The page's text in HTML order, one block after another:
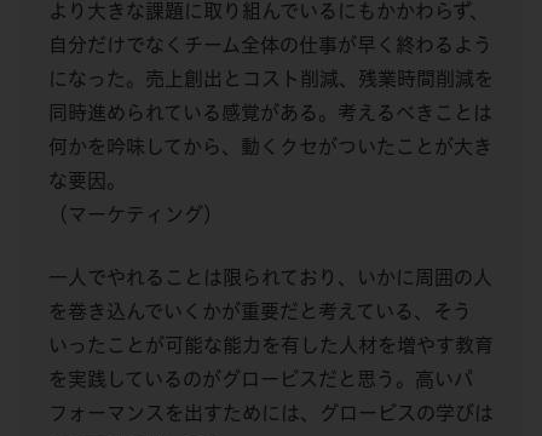
より大きな課題に取り組んでいるにもかかわらず、
自分だけでなくチーム全体の仕事が早く終わるよう
になった。売上創出とコスト削減、残業時間削減を
同時進められている感覚がある。考えるべきことは
何かを吟味してから、動くクセがついたことが大き
な要因。
（マーケティング）
一人でやれることは限られており、いかに周囲の人
を巻き込んでいくかが重要だと考えている、そう
いったことが可能な能力を有した人材を増やす教育
を実践しているのがグロービスだと思う。高いパ
フォーマンスを出すためには、グロービスの学びは